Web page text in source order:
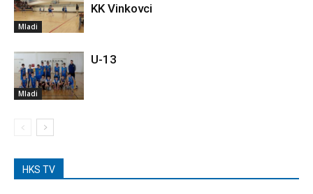
Mladi
KK Vinkovci
Mladi
U-13
HKS TV